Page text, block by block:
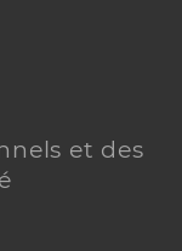
et des